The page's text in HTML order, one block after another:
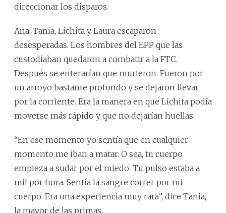
direccionar los disparos.
Ana, Tania, Lichita y Laura escaparon
desesperadas. Los hombres del EPP que las
custodiaban quedaron a combatir a la FTC.
Después se enterarían que murieron. Fueron por
un arroyo bastante profundo y se dejaron llevar
por la corriente. Era la manera en que Lichita podía
moverse más rápido y que no dejarían huellas.
“En ese momento yo sentía que en cualquier
momento me iban a matar. O sea, tu cuerpo
empieza a sudar por el miedo. Tu pulso estaba a
mil por hora. Sentía la sangre correr por mi
cuerpo. Era una experiencia muy rara”, dice Tania,
la mayor de las primas.